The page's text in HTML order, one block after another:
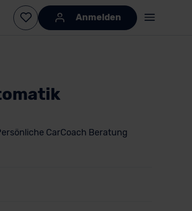
Anmelden
CarCoach Beratung